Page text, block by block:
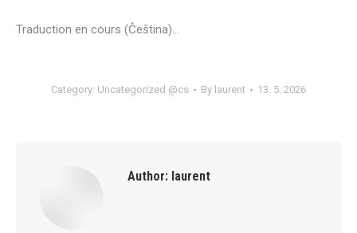
Traduction en cours (Čeština)…
Category: Uncategorized @cs By laurent 13. 5. 2026
Author: laurent